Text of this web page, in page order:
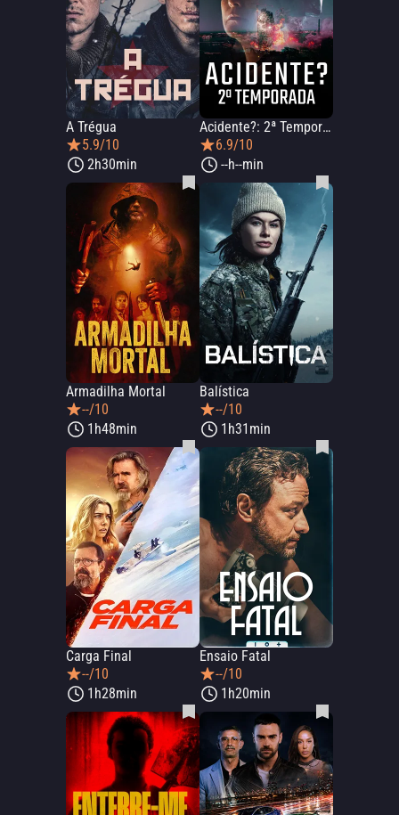
A Trégua
5.9/10
2h30min
Acidente?: 2ª Temporada
6.9/10
--h--min
Armadilha Mortal
--/10
1h48min
Balística
--/10
1h31min
Carga Final
--/10
1h28min
Ensaio Fatal
--/10
1h20min